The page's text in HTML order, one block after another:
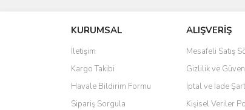
Ürün açıklamasında eksik bilgiler
Ürün bilgilerinde hatalar bulunuyor.
Ürün fiyatı diğer sitelerden daha pahalı.
Bu ürüne benzer farklı alternatifler olmalı.
KURUMSAL
İletişim
Kargo Takibi
Havale Bildirim Formu
Sipariş Sorgula
ALIŞVERİŞ
Mesafeli Satış
Gizlilik ve
İptal ve İade
Kişisel Veriler